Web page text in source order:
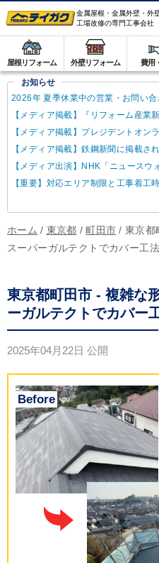
金属屋根・金属外壁・外
工場改修の専門工事会社
屋根リフォーム 外壁リフォーム 費用
お知らせ
2026年 夏季休業中の営業・お問い
【メディア掲載】『リフォーム産業新聞』に掲載されま
【メディア掲載】プレジデントオンラインに記
【メディア掲載】鉄鋼新聞に掲載されま
【メディア出演】NHK「ニュースウォッ
【重要】対応エリア制限と工事着工
ホーム / 東京都 / 町田市 / 東京都
スーパーガルテクトでカバー工
東京都町田市 - 複雑な
ーガルテクトでカバー
2025年04月22日 公開